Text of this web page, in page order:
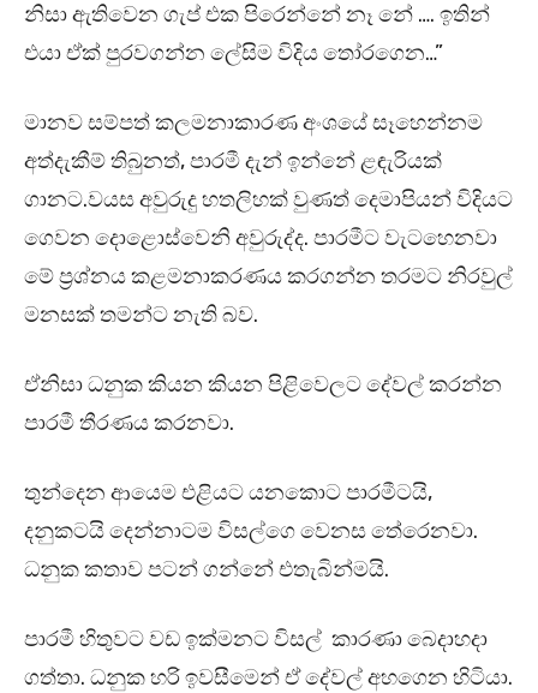
නිසා ඇතිවෙන ගැප් එක පිරෙන්නේ නෑ නේ …. ඉතින්
එයා ඒක් පුරවගන්න ලේසිම විදිය තෝරගෙන…”
මානව සම්පත් කලමනාකාරණ අංශයේ සෑහෙන්නම
අත්දැකීම් තිබුනත්, පාරමී දැන් ඉන්නේ ළඳැරියක්
ගානට.වයස අවුරුදු හතලිහක් වුණත් දෙමාපියන් විදියට
ගෙවන දොළොස්වෙනි අවුරුද්ද. පාරමීට වැටහෙනවා
මේ ප්‍රශ්නය කළමනාකරණය කරගන්න තරමට නිරවුල්
මනසක් තමන්ට නැති බව.
ඒනිසා ධනුක කියන කියන පිළිවෙලට දේවල් කරන්න
පාරමී තීරණය කරනවා.
තුන්දෙන ආයෙම එළියට යනකොට පාරමීටයි,
දනුකටයි දෙන්නාටම විසල්ගෙ වෙනස තේරෙනවා.
ධනුක කතාව පටන් ගන්නේ එතැබින්මයි.
පාරමී හිතුවට වඩ ඉක්මනට විසල් කාරණා බෙදාහදා
ගත්තා. ධනුක හරි ඉවසීමෙන් ඒ දේවල් අහගෙන හිටියා.